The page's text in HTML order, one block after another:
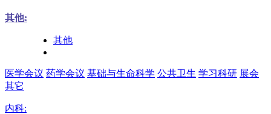
其他:
其他
医学会议 药学会议 基础与生命科学 公共卫生 学习科研 展会
其它
内科: